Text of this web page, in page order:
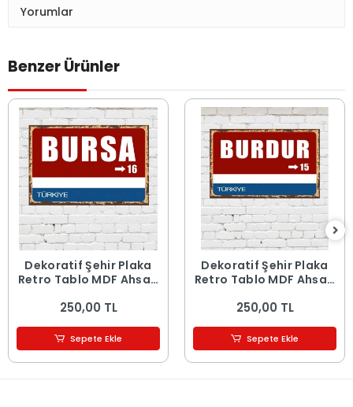
Yorumlar
Benzer Ürünler
Dekoratif Şehir Plaka
Retro Tablo MDF Ahşap
250,00 TL
Sepete Ekle
Dekoratif Şehir Plaka
Retro Tablo MDF Ahşap
250,00 TL
Sepete Ekle